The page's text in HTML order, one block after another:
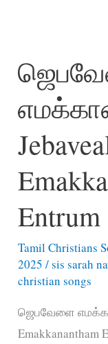
Entrum
Tamil Christians
2025/sis sarah
christian songs
ஜெபவேளை